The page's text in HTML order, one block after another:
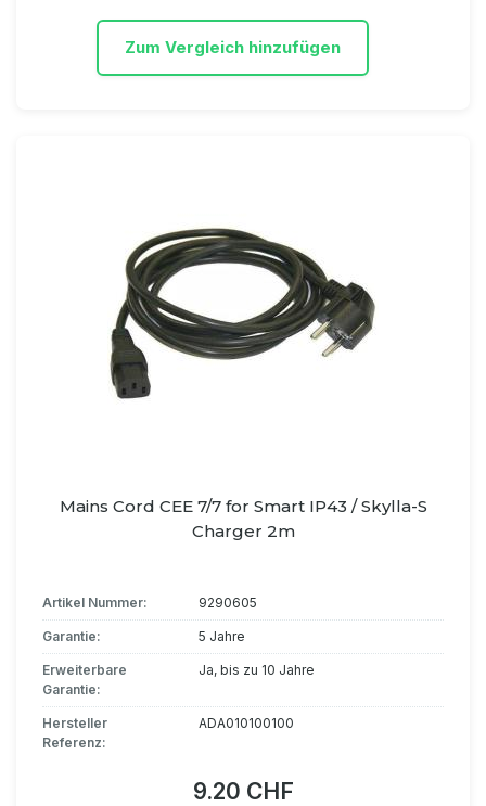
Zum Vergleich hinzufügen
Mains Cord CEE 7/7 for Smart IP43 / Skylla-S
Charger 2m
Artikel Nummer: 9290605
Garantie: 5 Jahre
Erweiterbare
Garantie:
Ja, bis zu 10 Jahre
Hersteller
Referenz:
ADA010100100
9.20 CHF